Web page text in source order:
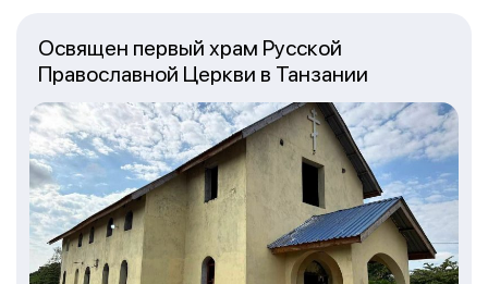
Освящен первый храм Русской
Православной Церкви в Танзании